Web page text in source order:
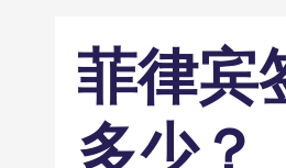
菲律宾
多少？